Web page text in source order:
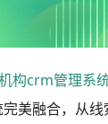
构crm管理系
美融合，从线